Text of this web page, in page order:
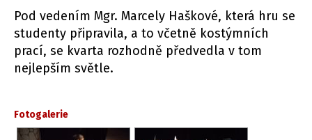
Pod vedením Mgr. Marcely Haškové, která hru se
studenty připravila, a to včetně kostýmních
prací, se kvarta rozhodně předvedla v tom
nejlepším světle.
Fotogalerie